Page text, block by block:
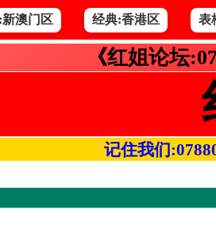
澳门区 经典:香港区 表
《红姐论坛
记住我们